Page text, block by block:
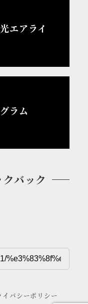
エアライ
ラム
バック
イバシーポリシー